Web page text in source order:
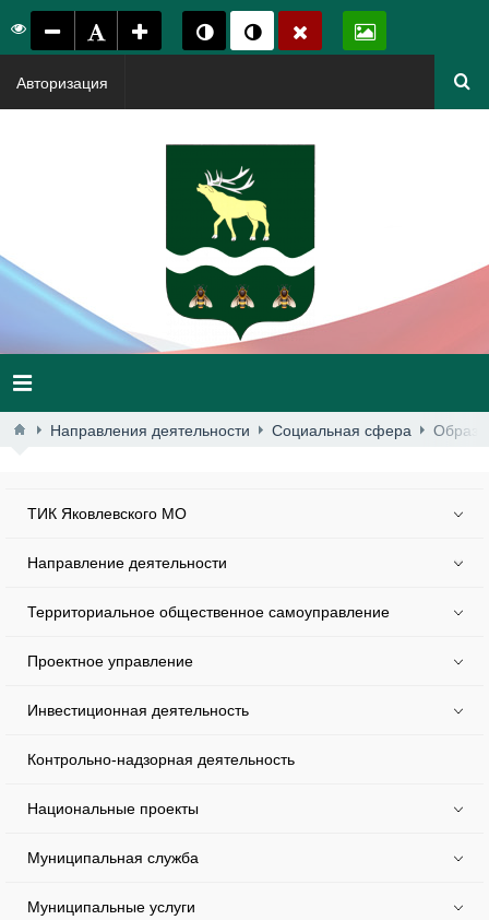
Авторизация
Направления деятельности Социальная сфера
ТИК Яковлевского МО
Направление деятельности
Территориальное общественное самоуправление
Проектное управление
Инвестиционная деятельность
Контрольно-надзорная деятельность
Национальные проекты
Муниципальная служба
Муниципальные услуги